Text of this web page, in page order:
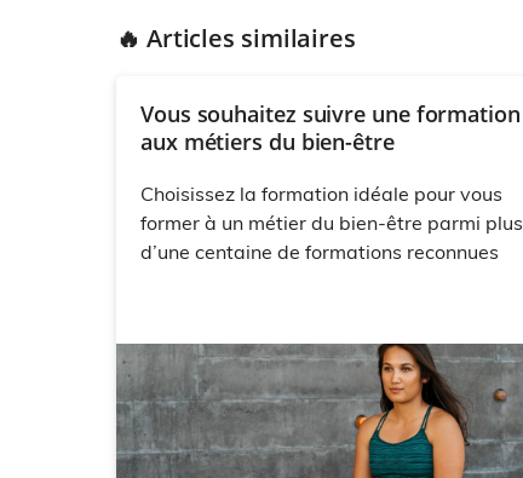
🔥 Articles similaires
Vous souhaitez suivre une formation
aux métiers du bien-être
Choisissez la formation idéale pour vous
former à un métier du bien-être parmi plus
d’une centaine de formations reconnues